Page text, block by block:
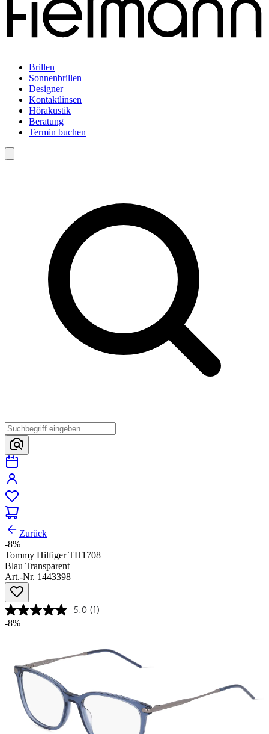
Brillen
Sonnenbrillen
Designer
Kontaktlinsen
Hörakustik
Beratung
Termin buchen
Zurück
-8%
Tommy Hilfiger TH1708
Blau Transparent
Art.-Nr. 1443398
5.0 (1)
-8%